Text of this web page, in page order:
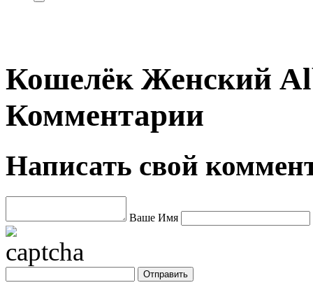
Кошелёк Женский
Комментарии
Написать свой
Ваше Имя